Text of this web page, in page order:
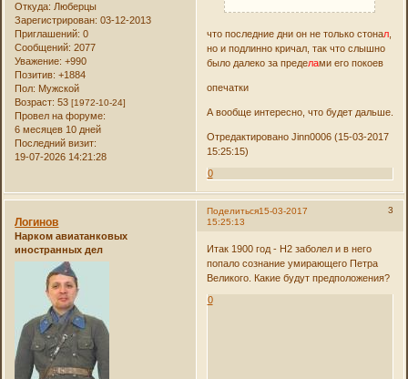
Откуда: Люберцы
Зарегистрирован: 03-12-2013
Приглашений: 0
Сообщений: 2077
Уважение: +990
Позитив: +1884
Пол: Мужской
Возраст: 53[1972-10-24]
Провел на форуме:
6 месяцев 10 дней
Последний визит:
19-07-2026 14:21:28
что последние дни он не только стонал,
но и подлинно кричал, так что слышно
было далеко за пределами его покоев
опечатки
А вообще интересно, что будет дальше.
Отредактировано Jinn0006 (15-03-2017
15:25:15)
0
Поделиться 3
15-03-2017
15:25:13
Логинов
Нарком авиатанковых
иностранных дел
Итак 1900 год - Н2 заболел и в него
попало сознание умирающего Петра
Великого. Какие будут предположения?
0